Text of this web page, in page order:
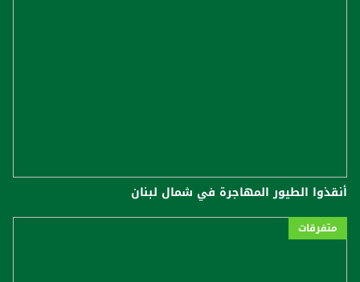
أنقذوا الطيور المهاجرة في شمال لبنان
متفرقات